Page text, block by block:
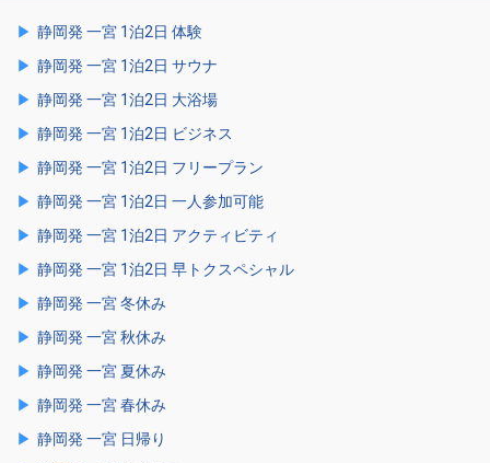
静岡発 一宮 1泊2日 体験
静岡発 一宮 1泊2日 サウナ
静岡発 一宮 1泊2日 大浴場
静岡発 一宮 1泊2日 ビジネス
静岡発 一宮 1泊2日 フリープラン
静岡発 一宮 1泊2日 一人参加可能
静岡発 一宮 1泊2日 アクティビティ
静岡発 一宮 1泊2日 早トクスペシャル
静岡発 一宮 冬休み
静岡発 一宮 秋休み
静岡発 一宮 夏休み
静岡発 一宮 春休み
静岡発 一宮 日帰り